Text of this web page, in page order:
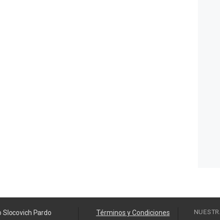
Slocovich Pardo Términos y Condiciones